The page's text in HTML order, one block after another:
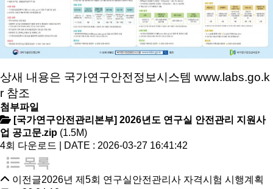
상새 내용은 국가연구안전정보시스템 www.labs.go.k
r 참조
첨부파일
[국가연구안전관리본부] 2026년도 연구실 안전관리 지원사
업 공고문.zip (1.5M)
4회 다운로드 | DATE : 2026-03-27 16:41:42
목록
이전글2026년 제5회 연구실안전관리사 자격시험 시행계획